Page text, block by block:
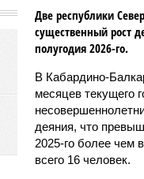
Две республики
существенный рост
полугодия 2026-го.
В Кабардино-
месяцев текущего
деяния, что
2025-го более чем
всего 16 человек.